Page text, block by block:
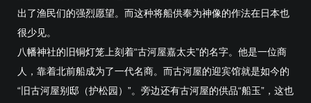
出了渔民们的强烈愿望。而这种将船供奉为神像的作法在日本也
很少见。
八幡神社的旧铜灯笼上刻着“古河屋嘉太夫”的名字。他是一位商
人，靠着北前船成为了一代名商。而古河屋的迎宾馆就是如今的
“旧古河屋别邸（护松园）”。旁边还有古河屋的供品“船玉”，这也